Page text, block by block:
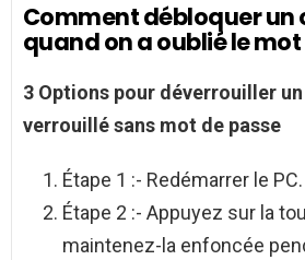
Comment débloquer
quand on a oublié le mot
3 Options pour déverrouiller
verrouillésans mot de passe
Étape 1 :- Redémarrer le PC.
Étape 2 :- Appuyez sur la
maintenez-la enfoncée